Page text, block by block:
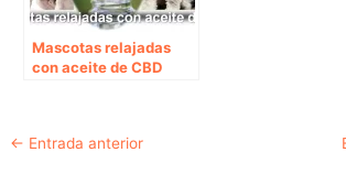
Mascotas relajadas
con aceite de CBD
Navegación
← Entrada anterior